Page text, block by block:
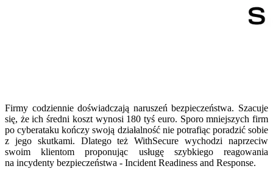
Firmy codziennie doświadczają naruszeń bezpieczeństwa. Szacuje
się, że ich średni koszt wynosi 180 tyś euro. Sporo mniejszych firm
po cyberataku kończy swoją działalność nie potrafiąc poradzić sobie
z jego skutkami. Dlatego też WithSecure wychodzi naprzeciw
swoim klientom proponując usługę szybkiego reagowania
na incydenty bezpieczeństwa - Incident Readiness and Response.